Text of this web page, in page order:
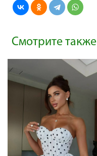
Смотрите также